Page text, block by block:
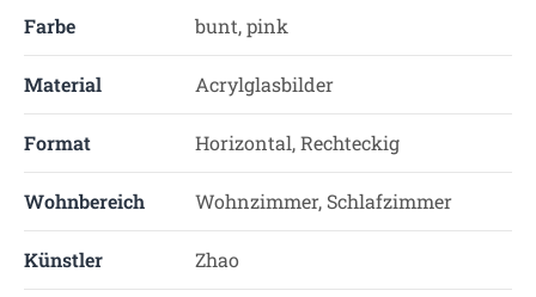
Farbe bunt, pink
Material Acrylglasbilder
Format Horizontal, Rechteckig
Wohnbereich Wohnzimmer, Schlafzimmer
Künstler Zhao